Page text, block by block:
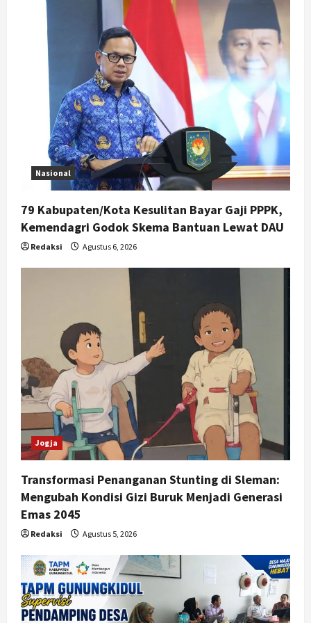
Nasional
79 Kabupaten/Kota Kesulitan Bayar Gaji PPPK,
Kemendagri Godok Skema Bantuan Lewat DAU
Redaksi Agustus 6, 2026
Jogja
Transformasi Penanganan Stunting di Sleman:
Mengubah Kondisi Gizi Buruk Menjadi Generasi
Emas 2045
Redaksi Agustus 5, 2026